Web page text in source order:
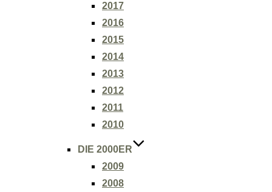
2017
2016
2015
2014
2013
2012
2011
2010
DIE 2000ER
2009
2008